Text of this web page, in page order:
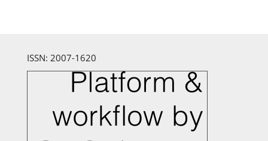
ISSN: 2007-1620